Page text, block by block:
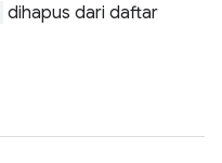
dihapus dari daftar